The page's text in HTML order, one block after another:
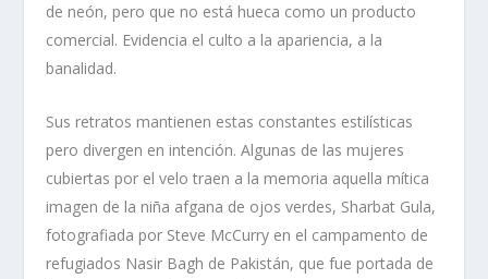
de neón, pero que no está hueca como un producto
comercial. Evidencia el culto a la apariencia, a la
banalidad.
Sus retratos mantienen estas constantes estilísticas
pero divergen en intención. Algunas de las mujeres
cubiertas por el velo traen a la memoria aquella mítica
imagen de la niña afgana de ojos verdes, Sharbat Gula,
fotografiada por Steve McCurry en el campamento de
refugiados Nasir Bagh de Pakistán, que fue portada de